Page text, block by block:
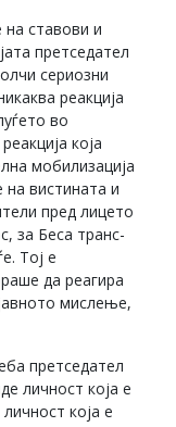
ставови и
претседател
сериозни
реакција
во
која
мобилизација
вистината и
пред лицето
за Беса транс-
Тој е
да реагира
мислење,
претседател
личност која е
која е